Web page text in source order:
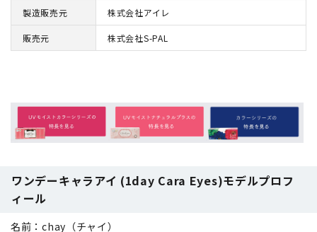
製造販売元 株式会社アイレ
販売元 株式会社S-PAL
ワンデーキャラアイ (1day Cara Eyes)モデルプロフ
ィール
名前：chay（チャイ）